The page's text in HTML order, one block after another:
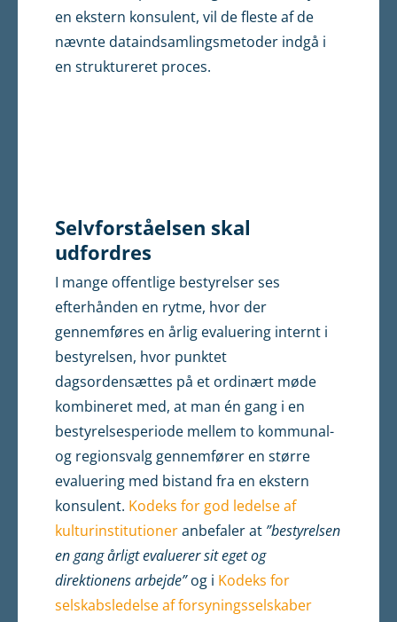
en ekstern konsulent, vil de fleste af de
nævnte dataindsamlingsmetoder indgå i
en struktureret proces.
Selvforståelsen skal
udfordres
I mange offentlige bestyrelser ses
efterhånden en rytme, hvor der
gennemføres en årlig evaluering internt i
bestyrelsen, hvor punktet
dagsordensættes på et ordinært møde
kombineret med, at man én gang i en
bestyrelsesperiode mellem to kommunal-
og regionsvalg gennemfører en større
evaluering med bistand fra en ekstern
konsulent. Kodeks for god ledelse af
kulturinstitutioneranbefaler at ”bestyrelsen
en gang årligt evaluerer sit eget og
direktionens arbejde”og i Kodeks for
selskabsledelse af forsyningsselskaber